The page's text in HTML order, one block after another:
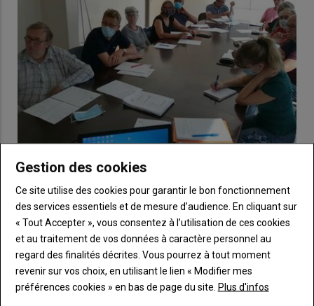
Concilier activité agricole et production
photovoltaïque
15 septembre 2020
Plusieurs agriculteurs prêts à se lancer dans un projet collectif
de bâtiments photovoltaïques se sont déjà…
Gestion des cookies
Ce site utilise des cookies pour garantir le bon fonctionnement
des services essentiels et de mesure d’audience. En cliquant sur
« Tout Accepter », vous consentez à l’utilisation de ces cookies
et au traitement de vos données à caractère personnel au
regard des finalités décrites. Vous pourrez à tout moment
revenir sur vos choix, en utilisant le lien « Modifier mes
préférences cookies » en bas de page du site. Plus d'infos